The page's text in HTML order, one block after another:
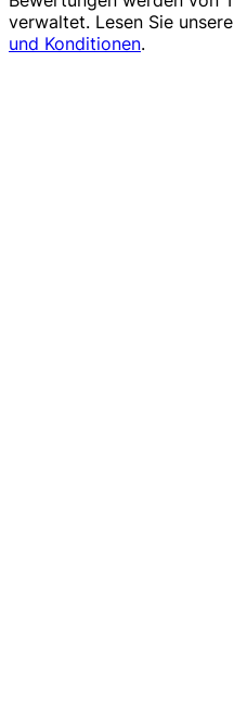
verwaltet. Lesen Sie unsere
und Konditionen.